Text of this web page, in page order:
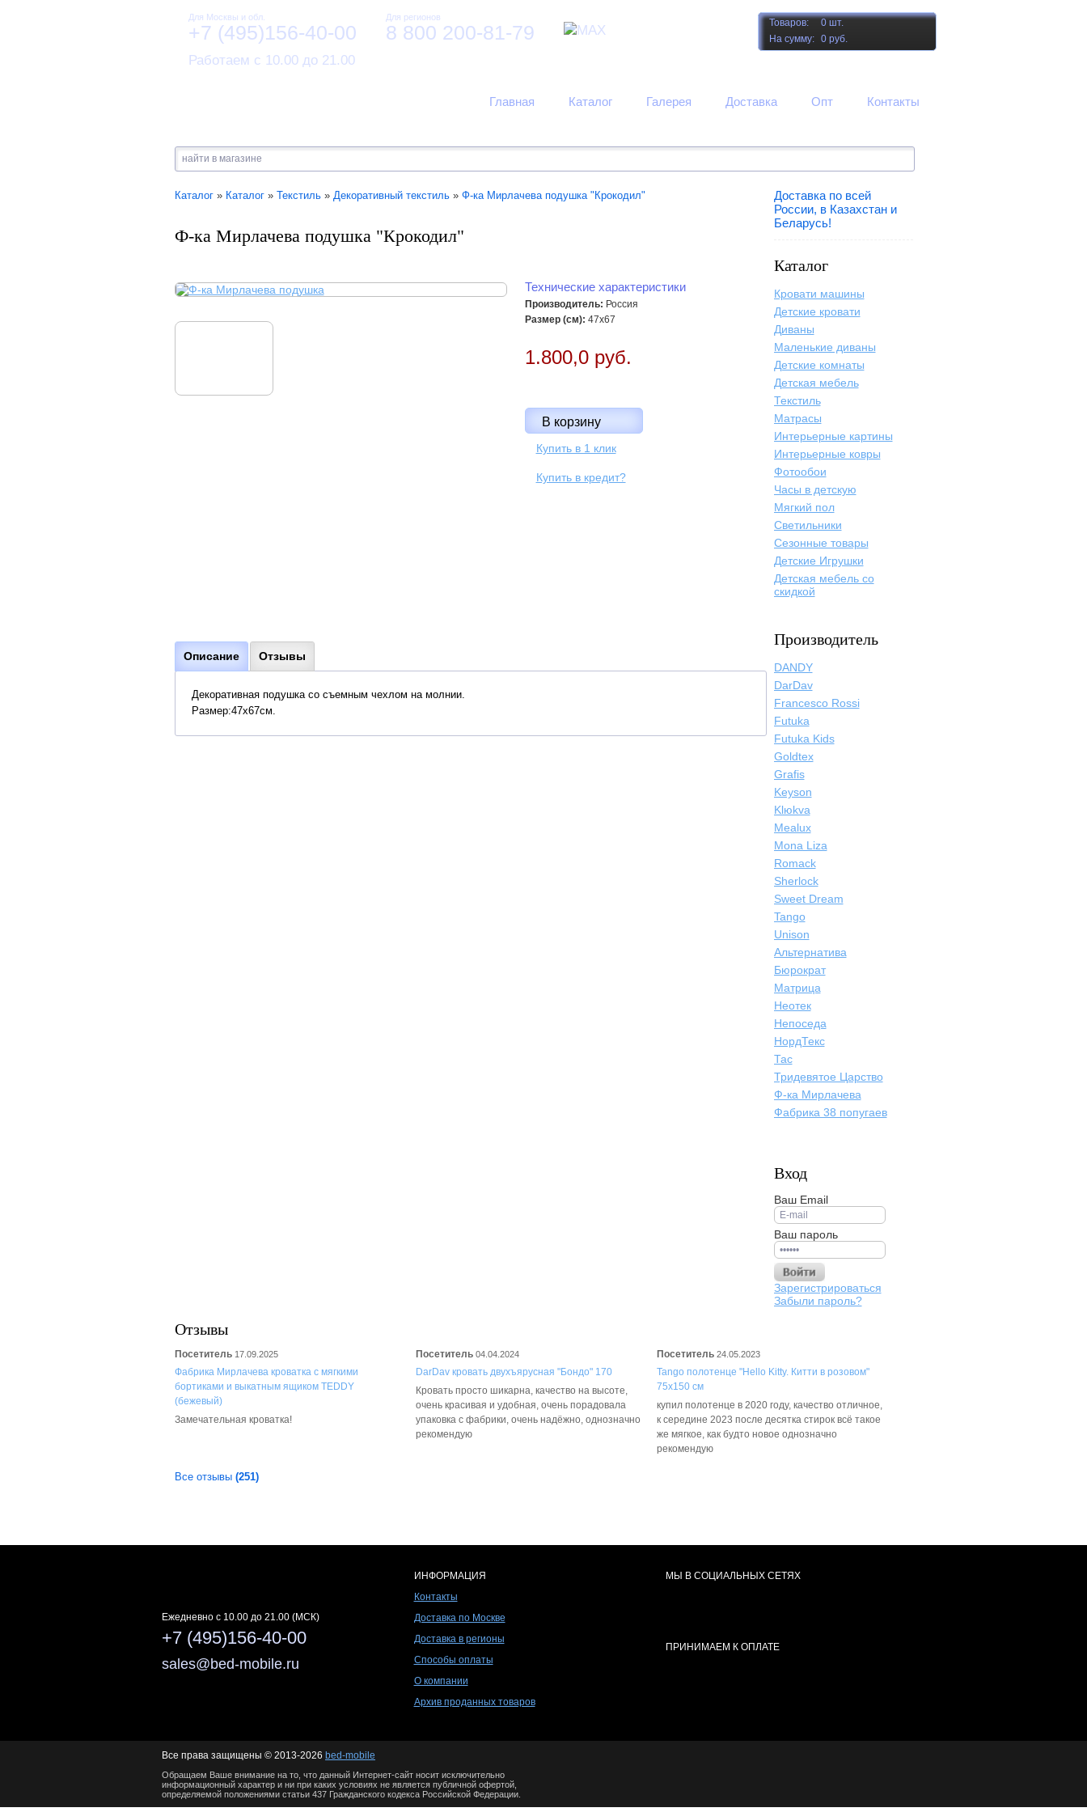
Товаров:
0 шт.
На сумму:
0 руб.
Для Москвы и обл.
+7 (495)156-40-00
Для регионов
8 800 200-81-79
Работаем с 10.00 до 21.00
Главная Каталог Галерея Доставка Опт Контакты
Доставка по всей
России, в Казахстан и
Беларусь!
Каталог
Кровати машины
Детские кровати
Диваны
Маленькие диваны
Детские комнаты
Детская мебель
Текстиль
Матрасы
Интерьерные картины
Интерьерные ковры
Фотообои
Часы в детскую
Мягкий пол
Светильники
Сезонные товары
Детские Игрушки
Детская мебель со
скидкой
Производитель
DANDY
DarDav
Francesco Rossi
Futuka
Futuka Kids
Goldtex
Grafis
Keyson
Klюkva
Mealux
Mona Liza
Romack
Sherlock
Sweet Dream
Tango
Unison
Альтернатива
Бюрократ
Матрица
Неотек
Непоседа
НордТекс
Тас
Тридевятое Царство
Ф-ка Мирлачева
Фабрика 38 попугаев
Вход
Ваш Email
Ваш пароль
Зарегистрироваться
Забыли пароль?
Каталог» Каталог» Текстиль» Декоративный текстиль» Ф-ка Мирлачева подушка "Крокодил"
Ф-ка Мирлачева подушка "Крокодил"
Технические характеристики
Производитель: Россия
Размер (см): 47х67
1.800,0 руб.
Купить в 1 клик
Купить в кредит?
Описание Отзывы
Декоративная подушка со съемным чехлом на молнии.
Размер:47х67см.
Отзывы
Посетитель 17.09.2025
Фабрика Мирлачева кроватка с мягкими
бортиками и выкатным ящиком TEDDY
(бежевый)
Замечательная кроватка!
Посетитель 04.04.2024
DarDav кровать двухъярусная "Бондо" 170
Кровать просто шикарна, качество на высоте,
очень красивая и удобная, очень порадовала
упаковка с фабрики, очень надёжно, однозначно
рекомендую
Посетитель 24.05.2023
Tango полотенце "Hello Kitty. Китти в розовом"
75х150 см
купил полотенце в 2020 году, качество отличное,
к середине 2023 после десятка стирок всё такое
же мягкое, как будто новое однозначно
рекомендую
Все отзывы (251)
Ежедневно c 10.00 до 21.00 (МСК)
+7 (495)156-40-00
sales@bed-mobile.ru
ИНФОРМАЦИЯ
Контакты
Доставка по Москве
Доставка в регионы
Способы оплаты
О компании
Архив проданных товаров
МЫ В СОЦИАЛЬНЫХ СЕТЯХ
ПРИНИМАЕМ К ОПЛАТЕ
Все права защищены © 2013-2026 bed-mobile
Обращаем Ваше внимание на то, что данный Интернет-сайт носит исключительно
информационный характер и ни при каких условиях не является публичной офертой,
определяемой положениями статьи 437 Гражданского кодекса Российской Федерации.